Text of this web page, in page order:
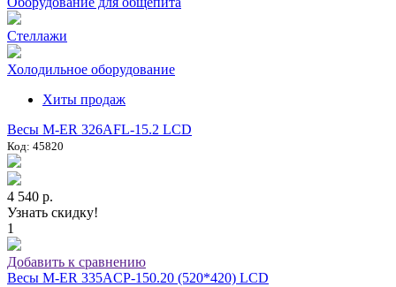
Стеллажи
Холодильное оборудование
Хиты продаж
Весы M-ER 326AFL-15.2 LCD
Код: 45820
4 540 р.
Узнать скидку!
1
Добавить к сравнению
Весы M-ER 335ACP-150.20 (520*420) LCD